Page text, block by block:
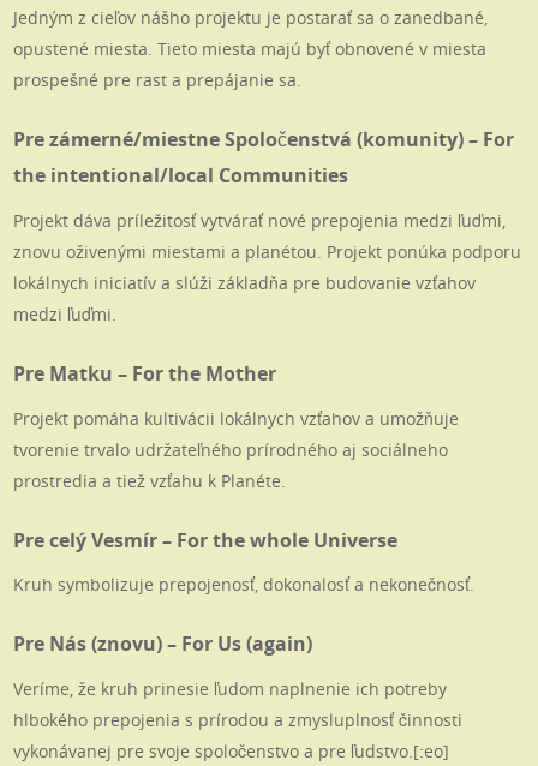
Jedným z cieľov nášho projektu je postarať sa o zanedbané,
opustené miesta. Tieto miesta majú byť obnovené v miesta
prospešné pre rast a prepájanie sa.
Pre zámerné/miestne Spoločenstvá (komunity) – For
the intentional/local Communities
Projekt dáva príležitosť vytvárať nové prepojenia medzi ľuďmi,
znovu oživenými miestami a planétou. Projekt ponúka podporu
lokálnych iniciatív a slúži základňa pre budovanie vzťahov
medzi ľuďmi.
Pre Matku – For the Mother
Projekt pomáha kultivácii lokálnych vzťahov a umožňuje
tvorenie trvalo udržateľného prírodného aj sociálneho
prostredia a tiež vzťahu k Planéte.
Pre celý Vesmír – For the whole Universe
Kruh symbolizuje prepojenosť, dokonalosť a nekonečnosť.
Pre Nás (znovu) – For Us (again)
Veríme, že kruh prinesie ľudom naplnenie ich potreby
hlbokého prepojenia s prírodou a zmysluplnosť činnosti
vykonávanej pre svoje spoločenstvo a pre ľudstvo.[:eo]